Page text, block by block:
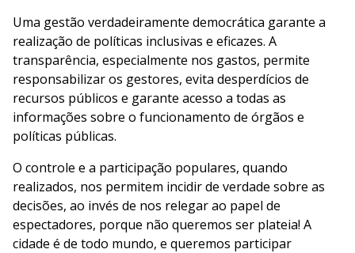
Uma gestão verdadeiramente democrática garante a
realização de políticas inclusivas e eficazes. A
transparência, especialmente nos gastos, permite
responsabilizar os gestores, evita desperdícios de
recursos públicos e garante acesso a todas as
informações sobre o funcionamento de órgãos e
políticas públicas.
O controle e a participação populares, quando
realizados, nos permitem incidir de verdade sobre as
decisões, ao invés de nos relegar ao papel de
espectadores, porque não queremos ser plateia! A
cidade é de todo mundo, e queremos participar